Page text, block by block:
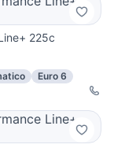
225c
Euro 6